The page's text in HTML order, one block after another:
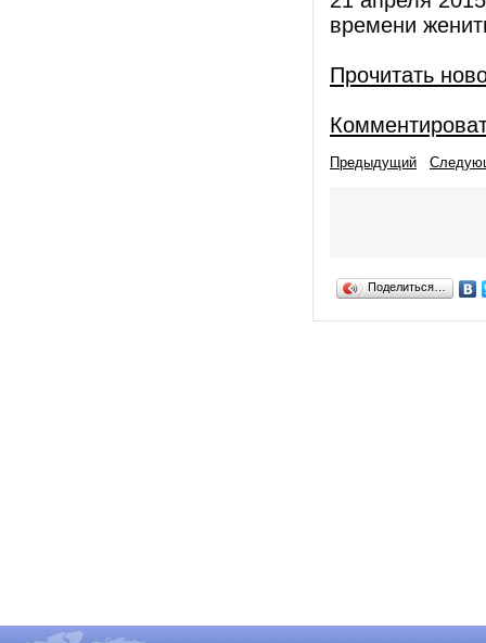
времени
Прочитать
Предыдущий
Поделиться…